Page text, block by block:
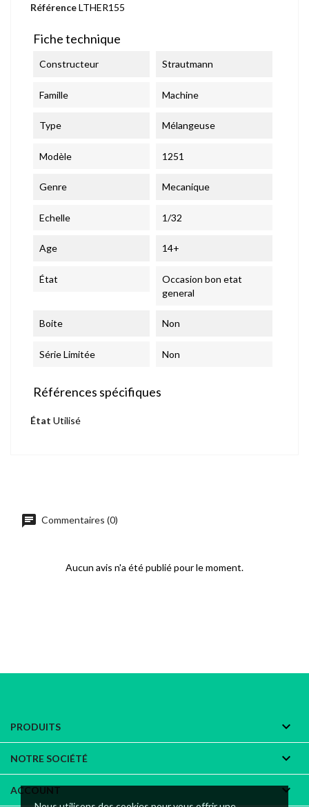
RéférenceLTHER155
Fiche technique
Constructeur Strautmann
Famille Machine
Type Mélangeuse
Modèle 1251
Genre Mecanique
Echelle 1/32
Age 14+
État
Occasion bon etat
general
Boite Non
Série Limitée Non
Références spécifiques
État Utilisé
chat Commentaires (0)
Aucun avis n'a été publié pour le moment.
PRODUITS 
NOTRE SOCIÉTÉ 
ACCOUNT 